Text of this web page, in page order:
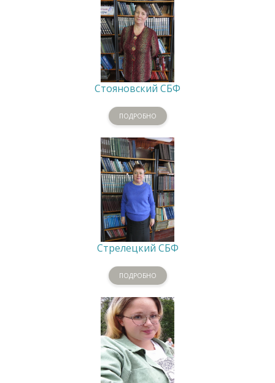
Стояновский СБФ
ПОДРОБНО
Стрелецкий СБФ
ПОДРОБНО